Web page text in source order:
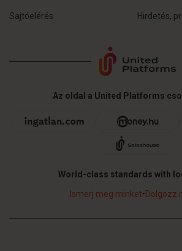
Sajtóelérés Hirdetés,
Az oldal a United Platforms
World-class standards with
Ismerj meg minket•Dolgozz